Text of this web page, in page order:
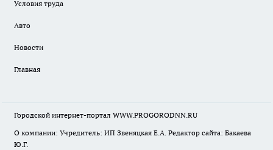
Условия труда
Авто
Новости
Главная
Городской интернет-портал WWW.PROGORODNN.RU
О компании: Учредитель: ИП Звеняцкая Е.А. Редактор сайта: Бакаева
Ю.Г.